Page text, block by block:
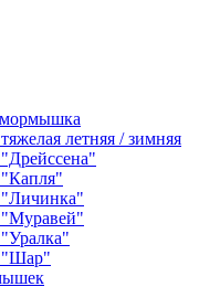
летняя / зимняя